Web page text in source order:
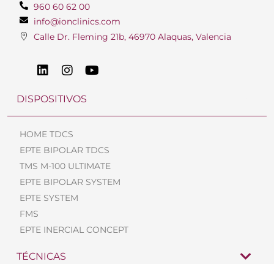
960 60 62 00
info@ionclinics.com
Calle Dr. Fleming 21b, 46970 Alaquas, Valencia
DISPOSITIVOS
HOME TDCS
EPTE BIPOLAR TDCS
TMS M-100 ULTIMATE
EPTE BIPOLAR SYSTEM
EPTE SYSTEM
FMS
EPTE INERCIAL CONCEPT
TÉCNICAS